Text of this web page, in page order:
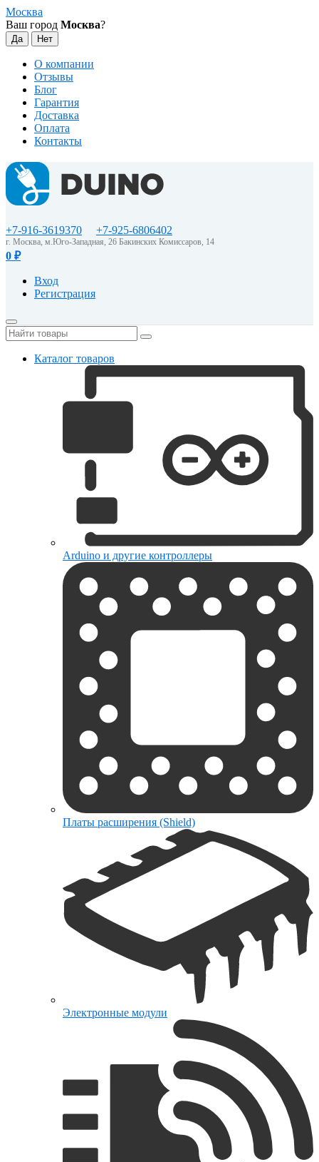
Москва
Ваш город Москва?
О компании
Отзывы
Блог
Гарантия
Доставка
Оплата
Контакты
+7-916-3619370 +7-925-6806402
г. Москва, м.Юго-Западная, 26 Бакинских Комиссаров, 14
0 ₽
Вход
Регистрация
Каталог товаров
Arduino и другие контроллеры
Платы расширения (Shield)
Электронные модули